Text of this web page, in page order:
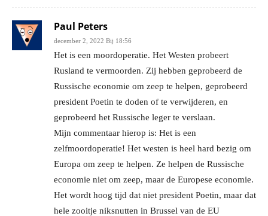
Paul Peters
december 2, 2022 Bij 18:56
Het is een moordoperatie. Het Westen probeert
Rusland te vermoorden. Zij hebben geprobeerd de
Russische economie om zeep te helpen, geprobeerd
president Poetin te doden of te verwijderen, en
geprobeerd het Russische leger te verslaan.
Mijn commentaar hierop is: Het is een
zelfmoordoperatie! Het westen is heel hard bezig om
Europa om zeep te helpen. Ze helpen de Russische
economie niet om zeep, maar de Europese economie.
Het wordt hoog tijd dat niet president Poetin, maar dat
hele zooitje niksnutten in Brussel van de EU